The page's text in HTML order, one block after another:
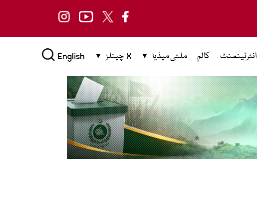
انٹرٹینمنٹ کالم ملٹی میڈیا X چینلز English